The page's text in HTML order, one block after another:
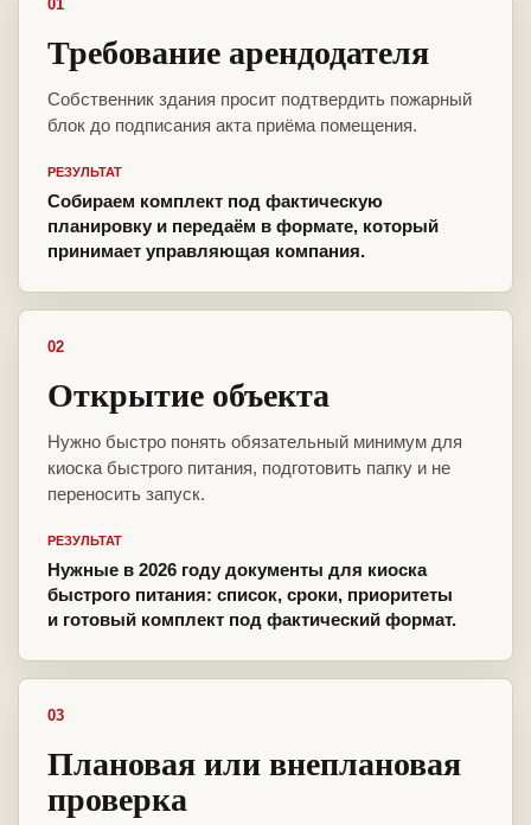
01
Требование арендодателя
Собственник здания просит подтвердить пожарный
блок до подписания акта приёма помещения.
РЕЗУЛЬТАТ
Собираем комплект под фактическую
планировку и передаём в формате, который
принимает управляющая компания.
02
Открытие объекта
Нужно быстро понять обязательный минимум для
киоска быстрого питания, подготовить папку и не
переносить запуск.
РЕЗУЛЬТАТ
Нужные в 2026 году документы для киоска
быстрого питания: список, сроки, приоритеты
и готовый комплект под фактический формат.
03
Плановая или внеплановая
проверка